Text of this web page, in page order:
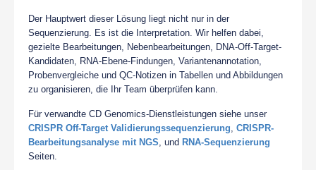
Der Hauptwert dieser Lösung liegt nicht nur in der
Sequenzierung. Es ist die Interpretation. Wir helfen dabei,
gezielte Bearbeitungen, Nebenbearbeitungen, DNA-Off-Target-
Kandidaten, RNA-Ebene-Findungen, Variantenannotation,
Probenvergleiche und QC-Notizen in Tabellen und Abbildungen
zu organisieren, die Ihr Team überprüfen kann.
Für verwandte CD Genomics-Dienstleistungen siehe unser
CRISPR Off-Target Validierungssequenzierung, CRISPR-
Bearbeitungsanalyse mit NGS, und RNA-Sequenzierung
Seiten.